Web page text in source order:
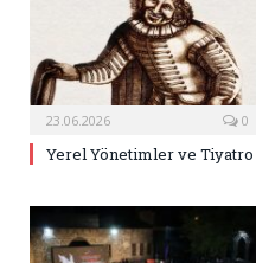
23.06.2026 0
Yerel Yönetimler ve Tiyatro